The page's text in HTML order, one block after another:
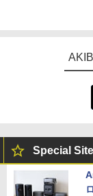
Special Site